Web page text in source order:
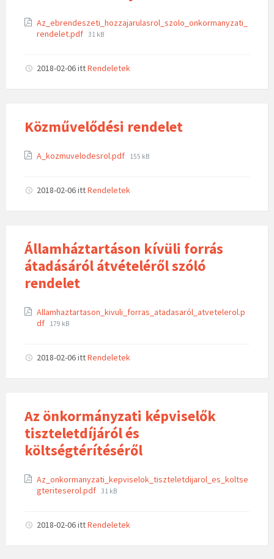
Az_ebrendeszeti_hozzajarulasrol_szolo_onkormanyzati_
rendelet.pdf 31 kB
2018-02-06ittRendeletek
Közművelődési rendelet
A_kozmuvelodesrol.pdf 155 kB
2018-02-06ittRendeletek
Államháztartáson kívüli forrás
átadásáról átvételéről szóló
rendelet
Allamhaztartason_kivuli_forras_atadasaról_atvetelerol.p
df
179 kB
2018-02-06ittRendeletek
Az önkormányzati képviselők
tiszteletdíjáról és
költségtérítéséről
Az_onkormanyzati_kepviselok_tiszteletdijarol_es_koltse
gteriteserol.pdf 31 kB
2018-02-06ittRendeletek